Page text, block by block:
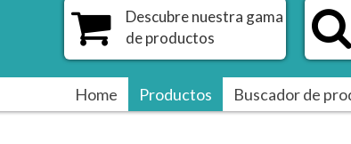
Descubre nuestra gama
de productos
Home Productos Buscador de